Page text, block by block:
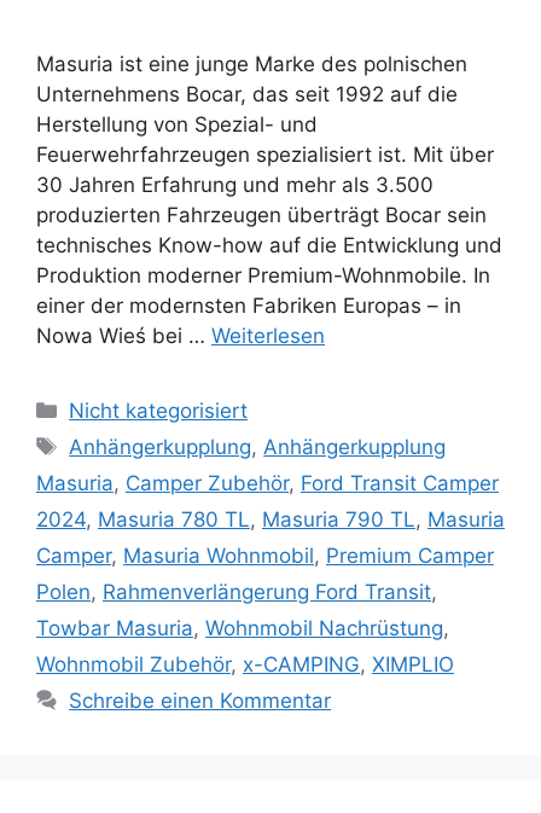
Masuria ist eine junge Marke des polnischen
Unternehmens Bocar, das seit 1992 auf die
Herstellung von Spezial- und
Feuerwehrfahrzeugen spezialisiert ist. Mit über
30 Jahren Erfahrung und mehr als 3.500
produzierten Fahrzeugen überträgt Bocar sein
technisches Know-how auf die Entwicklung und
Produktion moderner Premium-Wohnmobile. In
einer der modernsten Fabriken Europas – in
Nowa Wieś bei … Weiterlesen
Kategorien
Nicht kategorisiert
Schlagwörter
Anhängerkupplung, Anhängerkupplung
Masuria, Camper Zubehör, Ford Transit Camper
2024, Masuria 780 TL, Masuria 790 TL, Masuria
Camper, Masuria Wohnmobil, Premium Camper
Polen, Rahmenverlängerung Ford Transit,
Towbar Masuria, Wohnmobil Nachrüstung,
Wohnmobil Zubehör, x-CAMPING, XIMPLIO
Schreibe einen Kommentar